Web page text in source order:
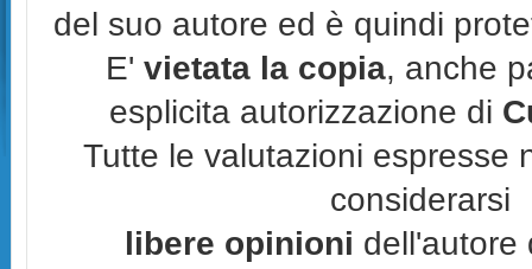
del suo autore ed è quindi
E'vietata la copia, anche
esplicita autorizzazione di
Tutte le valutazioni espresse
considerarsi
libere opinioni dell'autore